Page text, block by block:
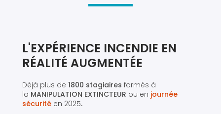
L'EXPÉRIENCE INCENDIE EN
RÉALITÉ AUGMENTÉE
Déjà plus de 1800 stagiaires formés à
la MANIPULATION EXTINCTEUR ou en journée
sécurité en 2025.​